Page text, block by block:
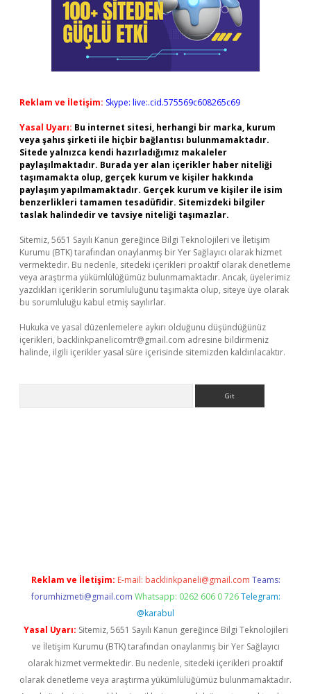
Reklam ve İletişim: Skype: live:.cid.575569c608265c69
Yasal Uyarı: Bu internet sitesi, herhangi bir marka, kurum
veya şahıs şirketi ile hiçbir bağlantısı bulunmamaktadır.
Sitede yalnızca kendi hazırladığımız makaleler
paylaşılmaktadır. Burada yer alan içerikler haber niteliği
taşımamakta olup, gerçek kurum ve kişiler hakkında
paylaşım yapılmamaktadır. Gerçek kurum ve kişiler ile isim
benzerlikleri tamamen tesadüfidir. Sitemizdeki bilgiler
taslak halindedir ve tavsiye niteliği taşımazlar.
Sitemiz, 5651 Sayılı Kanun gereğince Bilgi Teknolojileri ve İletişim
Kurumu (BTK) tarafından onaylanmış bir Yer Sağlayıcı olarak hizmet
vermektedir. Bu nedenle, sitedeki içerikleri proaktif olarak denetleme
veya araştırma yükümlülüğümüz bulunmamaktadır. Ancak, üyelerimiz
yazdıkları içeriklerin sorumluluğunu taşımakta olup, siteye üye olarak
bu sorumluluğu kabul etmiş sayılırlar.
Hukuka ve yasal düzenlemelere aykırı olduğunu düşündüğünüz
içerikleri, backlinkpanelicomtr@gmail.com adresine bildirmeniz
halinde, ilgili içerikler yasal süre içerisinde sitemizden kaldırılacaktır.
Reklam ve İletişim: E-mail: backlinkpaneli@gmail.com Teams:
forumhizmeti@gmail.com Whatsapp: 0262 606 0 726 Telegram:
@karabul
Yasal Uyarı: Sitemiz, 5651 Sayılı Kanun gereğince Bilgi Teknolojileri
ve İletişim Kurumu (BTK) tarafından onaylanmış bir Yer Sağlayıcı
olarak hizmet vermektedir. Bu nedenle, sitedeki içerikleri proaktif
olarak denetleme veya araştırma yükümlülüğümüz bulunmamaktadır.